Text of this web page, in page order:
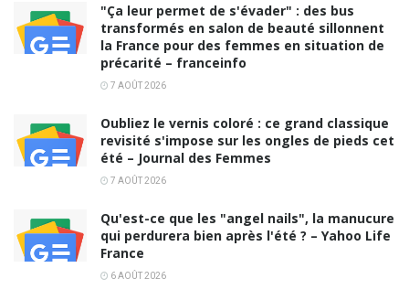
"Ça leur permet de s'évader" : des bus
transformés en salon de beauté sillonnent
la France pour des femmes en situation de
précarité – franceinfo
7 AOÛT 2026
Oubliez le vernis coloré : ce grand classique
revisité s'impose sur les ongles de pieds cet
été – Journal des Femmes
7 AOÛT 2026
Qu'est-ce que les "angel nails", la manucure
qui perdurera bien après l'été ? – Yahoo Life
France
6 AOÛT 2026